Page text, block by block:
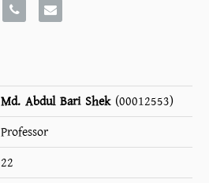
Md. Abdul Bari Shek(00012553)
Professor
22